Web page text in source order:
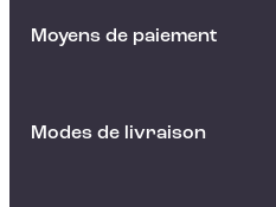
Moyens de paiement
Modes de livraison